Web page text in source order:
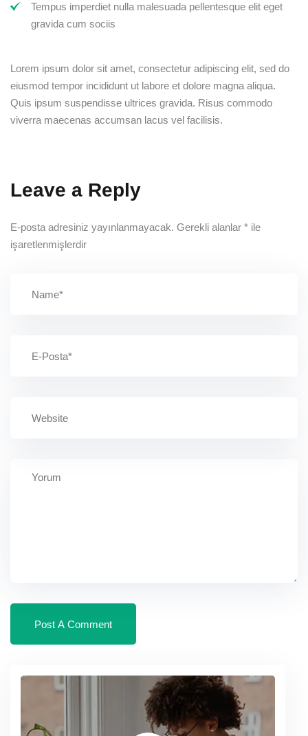
Tempus imperdiet nulla malesuada pellentesque elit eget
gravida cum sociis
Lorem ipsum dolor sit amet, consectetur adipiscing elit, sed do
eiusmod tempor incididunt ut labore et dolore magna aliqua.
Quis ipsum suspendisse ultrices gravida. Risus commodo
viverra maecenas accumsan lacus vel facilisis.
Leave a Reply
E-posta adresiniz yayınlanmayacak. Gerekli alanlar * ile
işaretlenmişlerdir